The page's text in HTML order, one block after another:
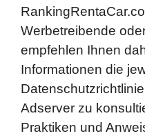
Werbetreibende
empfehlen Ihnen
Informationen die
Adserver zu
Praktiken und